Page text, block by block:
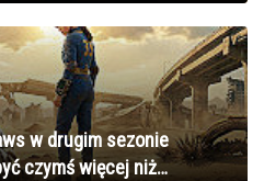
w drugim sezonie
czymś więcej niż